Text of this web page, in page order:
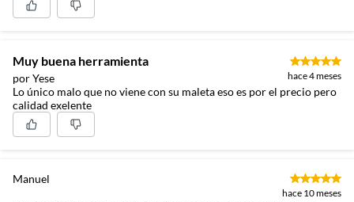
Muy buena herramienta
por Yese hace 4 meses
Lo único malo que no viene con su maleta eso es por el precio pero
calidad exelente
Manuel
hace 10 meses